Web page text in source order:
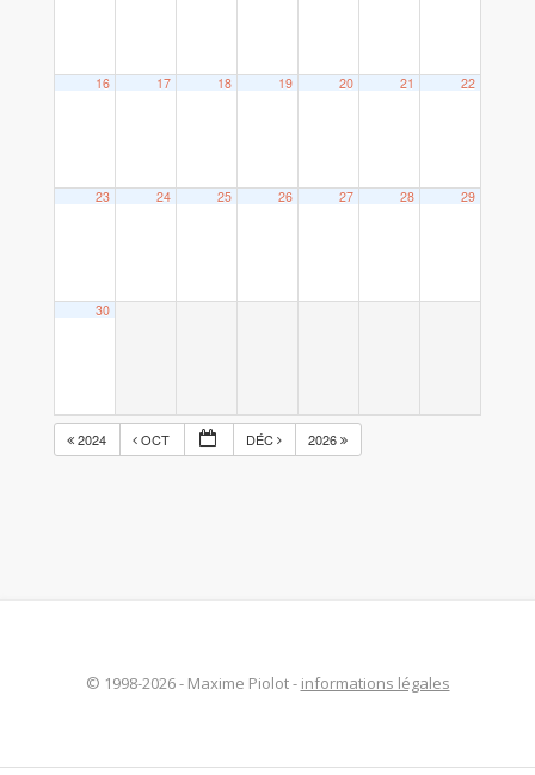
16 17 18 19 20 21 22
23 24 25 26 27 28 29
30
2024 OCT DÉC 2026
© 1998-2026 - Maxime Piolot - informations légales